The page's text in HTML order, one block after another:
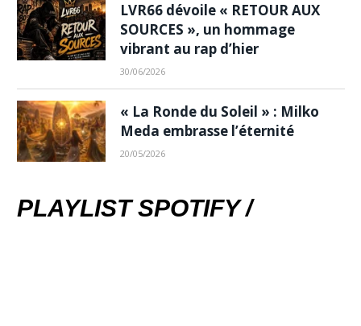
LVR66 dévoile « RETOUR AUX
SOURCES », un hommage
vibrant au rap d’hier
30/06/2026
« La Ronde du Soleil » : Milko
Meda embrasse l’éternité
20/05/2026
PLAYLIST SPOTIFY /